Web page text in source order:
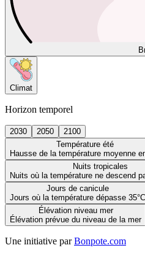
Climat
Horizon temporel
2030 2050
2100
Température été
Hausse de la température moyenne
Nuits tropicales
Nuits où la température ne descend
Jours de canicule
Jours où la température dépasse 35°C
Élévation niveau mer
Élévation prévue du niveau de la mer
Une initiative par Bonpote.com